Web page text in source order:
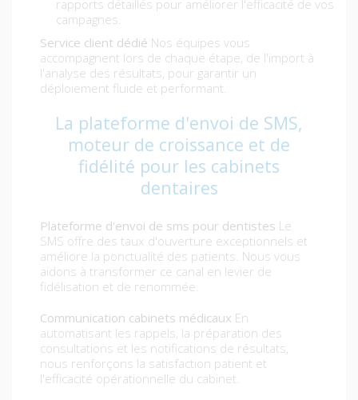
rapports détaillés pour améliorer l'efficacité de vos
campagnes.
Service client dédié Nos équipes vous
accompagnent lors de chaque étape, de l'import à
l'analyse des résultats, pour garantir un
déploiement fluide et performant.
La plateforme d'envoi de SMS,
moteur de croissance et de
fidélité pour les cabinets
dentaires
Plateforme d'envoi de sms pour dentistes Le
SMS offre des taux d'ouverture exceptionnels et
améliore la ponctualité des patients. Nous vous
aidons à transformer ce canal en levier de
fidélisation et de renommée.
Communication cabinets médicaux En
automatisant les rappels, la préparation des
consultations et les notifications de résultats,
nous renforçons la satisfaction patient et
l'efficacité opérationnelle du cabinet.